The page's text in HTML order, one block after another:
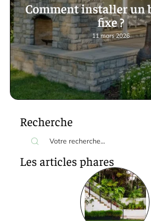
Comment installer un
fixe ?
11 mars 2026
Recherche
Les articles phares